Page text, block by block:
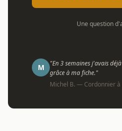
Une question
M
"En 3 semaines j'avais
grâce à ma fiche."
Michel B. — Cordonnier à